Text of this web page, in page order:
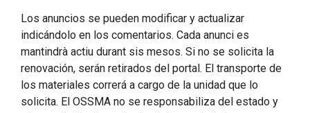
Los anuncios se pueden modificar y actualizar
indicándolo en los comentarios. Cada anunci es
mantindrà actiu durant sis mesos. Si no se solicita la
renovación, serán retirados del portal. El transporte de
los materiales correrá a cargo de la unidad que lo
solicita. El OSSMA no se responsabiliza del estado y